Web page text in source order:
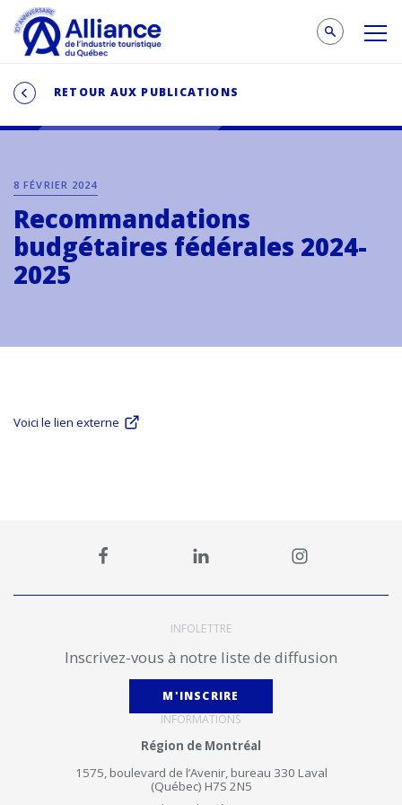
RETOUR AUX PUBLICATIONS
8 FÉVRIER 2024
Recommandations
budgétaires fédérales 2024-
2025
Voici le lien externe
INFOLETTRE
Inscrivez-vous à notre liste de diffusion
M'INSCRIRE
INFORMATIONS
Région de Montréal
1575, boulevard de l’Avenir, bureau 330 Laval
(Québec) H7S 2N5